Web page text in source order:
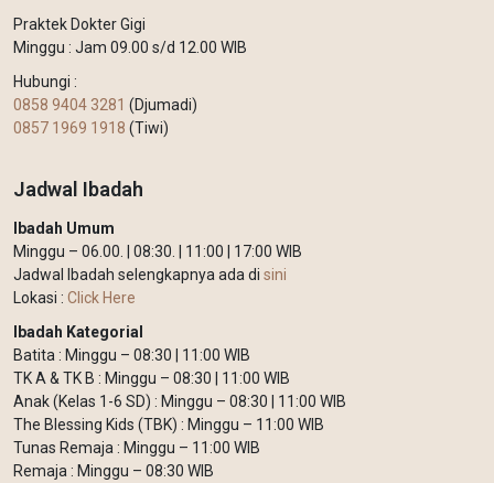
Praktek Dokter Gigi
Minggu : Jam 09.00 s/d 12.00 WIB
Hubungi :
0858 9404 3281 (Djumadi)
0857 1969 1918 (Tiwi)
Jadwal Ibadah
Ibadah Umum
Minggu – 06.00. | 08:30. | 11:00 | 17:00 WIB
Jadwal Ibadah selengkapnya ada di sini
Lokasi : Click Here
Ibadah Kategorial
Batita : Minggu – 08:30 | 11:00 WIB
TK A & TK B : Minggu – 08:30 | 11:00 WIB
Anak (Kelas 1-6 SD) : Minggu – 08:30 | 11:00 WIB
The Blessing Kids (TBK) : Minggu – 11:00 WIB
Tunas Remaja : Minggu – 11:00 WIB
Remaja : Minggu – 08:30 WIB